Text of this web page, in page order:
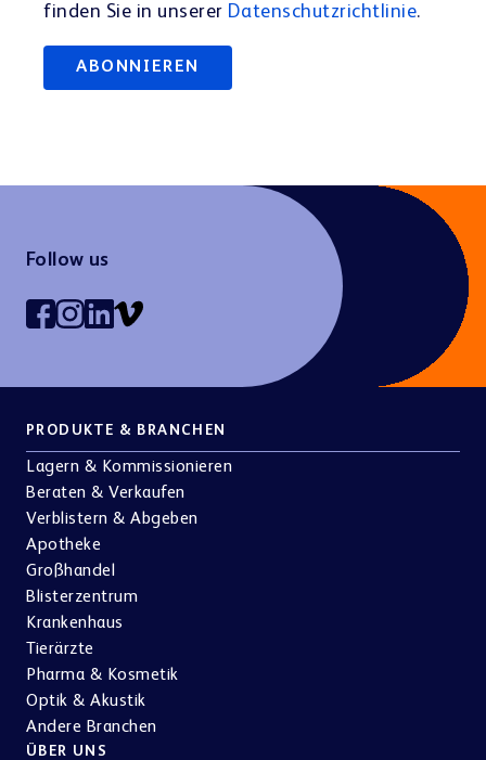
finden Sie in unserer Datenschutzrichtlinie.
Follow us
PRODUKTE & BRANCHEN
Lagern & Kommissionieren
Beraten & Verkaufen
Verblistern & Abgeben
Apotheke
Großhandel
Blisterzentrum
Krankenhaus
Tierärzte
Pharma & Kosmetik
Optik & Akustik
Andere Branchen
ÜBER UNS